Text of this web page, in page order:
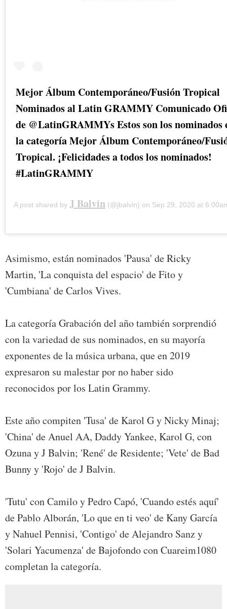
Mejor Álbum Contemporáneo/Fusión Tropical
Nominados al Latin GRAMMY Comunicado
de @LatinGRAMMYs Estos son los nominados
la categoría Mejor Álbum Contemporáneo/
Tropical. ¡Felicidades a todos los nominados!
#LatinGRAMMY
A post shared by J Balvin (@jbalvin) on Sep 29, 2020 at
Asimismo, están nominados 'Pausa' de Ricky
Martin, 'La conquista del espacio' de Fito y
'Cumbiana' de Carlos Vives.
La categoría Grabación del año también sorprendió
con la variedad de sus nominados, en su mayoría
exponentes de la música urbana, que en 2019
expresaron su malestar por no haber sido
reconocidos por los Latin Grammy.
Este año compiten 'Tusa' de Karol G y Nicky Minaj;
'China' de Anuel AA, Daddy Yankee, Karol G, con
Ozuna y J Balvin; 'René' de Residente; 'Vete' de Bad
Bunny y 'Rojo' de J Balvin.
'Tutu' con Camilo y Pedro Capó, 'Cuando estés aquí'
de Pablo Alborán, 'Lo que en ti veo' de Kany García
y Nahuel Pennisi, 'Contigo' de Alejandro Sanz y
'Solari Yacumenza' de Bajofondo con Cuareim1080
completan la categoría.